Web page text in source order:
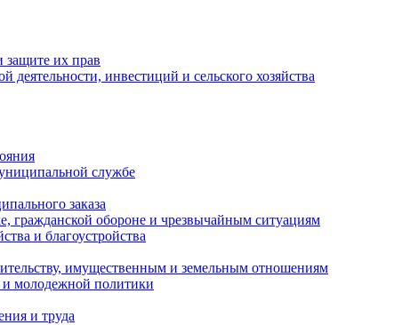
защите их прав
деятельности, инвестиций и сельского хозяйства
службе
заказа
гражданской обороне и чрезвычайным ситуациям
и благоустройства
имущественным и земельным отношениям
и молодежной политики
и труда